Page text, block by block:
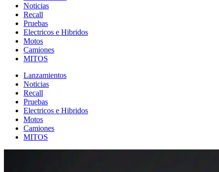
Noticias
Recall
Pruebas
Electricos e Hibridos
Motos
Camiones
MITOS
Lanzamientos
Noticias
Recall
Pruebas
Electricos e Hibridos
Motos
Camiones
MITOS